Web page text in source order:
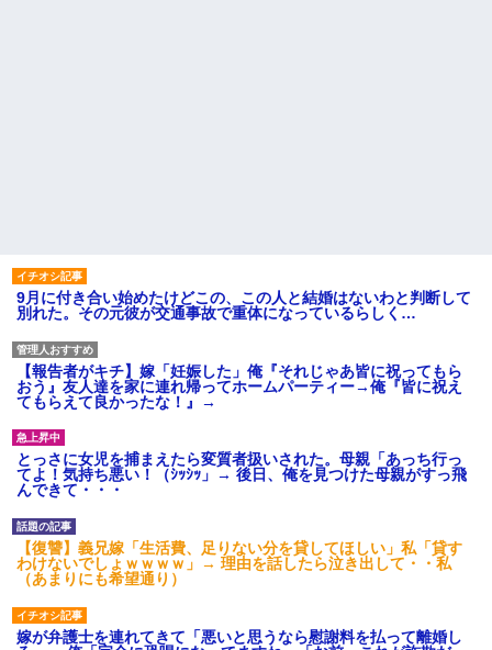
9月に付き合い始めたけどこの、この人と結婚はないわと判断して
別れた。その元彼が交通事故で重体になっているらしく…
【報告者がキチ】嫁「妊娠した」俺『それじゃあ皆に祝ってもら
おう』友人達を家に連れ帰ってホームパーティー→俺『皆に祝え
てもらえて良かったな！』→
とっさに女児を捕まえたら変質者扱いされた。母親「あっち行っ
てよ！気持ち悪い！（ｼｯｼｯ」→ 後日、俺を見つけた母親がすっ飛
んできて・・・
【復讐】義兄嫁「生活費、足りない分を貸してほしい」私「貸す
わけないでしょｗｗｗｗ」→ 理由を話したら泣き出して・・私
（あまりにも希望通り）
嫁が弁護士を連れてきて「悪いと思うなら慰謝料を払って離婚し